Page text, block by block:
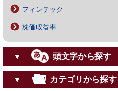
フィンテック
株価収益率
▼ 頭文字から探す
▼ カテゴリから探す